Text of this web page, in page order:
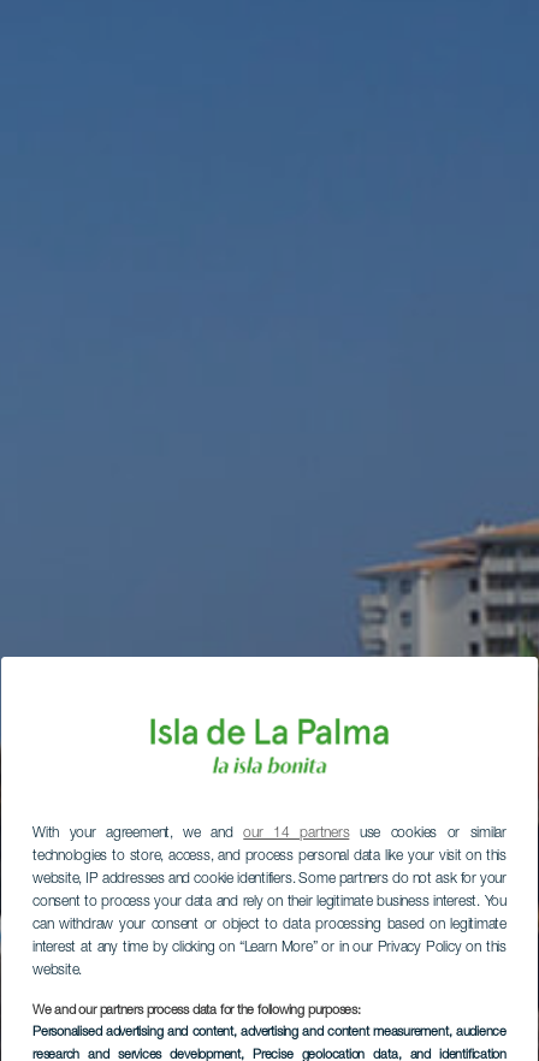
With your agreement, we andour 14 partnersuse cookies or similar
technologies to store, access, and process personal data like your visit on this
website, IP addresses and cookie identifiers. Some partners do not ask for your
consent to process your data and rely on their legitimate business interest. You
can withdraw your consent or object to data processing based on legitimate
interest at any time by clicking on “Learn More” or in our Privacy Policy on this
website.
We and our partners process data for the following purposes:
Personalised advertising and content, advertising and content measurement, audience
research and services development, Precise geolocation data, and identification